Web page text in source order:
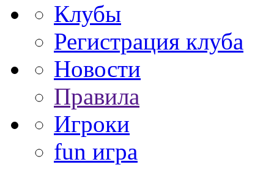
Клубы
Регистрация клуба
Новости
Правила
Игроки
fun игра